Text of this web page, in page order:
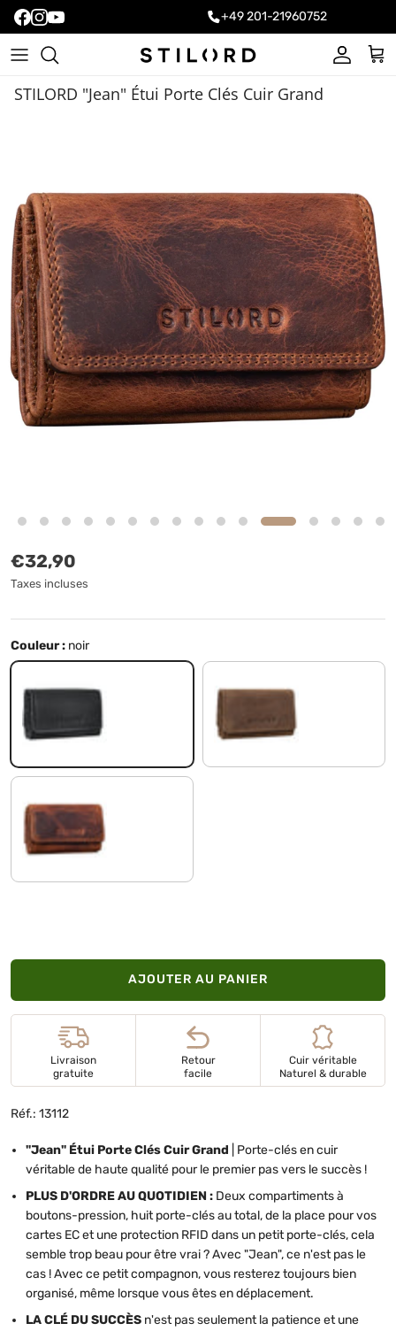
+49 201-21960752
Compte
STILORD "Jean" Étui Porte Clés Cuir Grand
Prix habituel
€32,90
Taxes incluses
Couleur : noir
marron moyen
kara - cognac
AJOUTER AU PANIER
Livraison
gratuite
Retour
facile
Cuir véritable
Naturel & durable
Réf.: 13112
"Jean" Étui Porte Clés Cuir Grand | Porte-clés en cuir
véritable de haute qualité pour le premier pas vers le succès !
PLUS D'ORDRE AU QUOTIDIEN : Deux compartiments à
boutons-pression, huit porte-clés au total, de la place pour vos
cartes EC et une protection RFID dans un petit porte-clés, cela
semble trop beau pour être vrai ? Avec "Jean", ce n'est pas le
cas ! Avec ce petit compagnon, vous resterez toujours bien
organisé, même lorsque vous êtes en déplacement.
LA CLÉ DU SUCCÈS n'est pas seulement la patience et une